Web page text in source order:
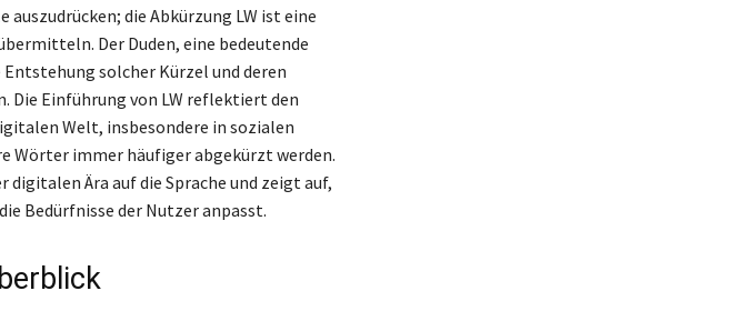
auszudrücken; die Abkürzung LW ist eine
Der Duden, eine bedeutende
solcher Kürzel und deren
Die Einführung von LW reflektiert den
Welt, insbesondere in sozialen
Wörter immer häufiger abgekürzt werden.
Ära auf die Sprache und zeigt auf,
Bedürfnisse der Nutzer anpasst.